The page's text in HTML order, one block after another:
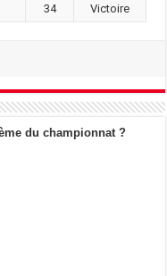
34 Victoire
du championnat ?